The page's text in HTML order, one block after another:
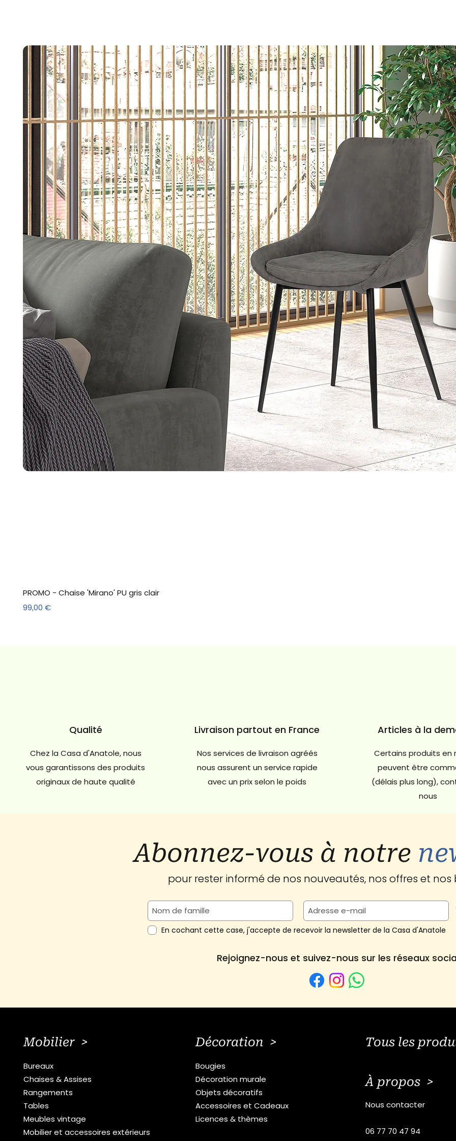
PROMO - Chaise 'Mirano' PU gris clair
Prix
99,00 €
Qualité
Chez la Casa d'Anatole, nous
vous garantissons des produits
originaux de haute qualité
Livraison partout en France
Nos services de livraison agréés
nous assurent un service rapide
avec un prix selon le poids
Articles à la
Certains produits en
peuvent être
(délais plus long),
nous
Abonnez-vous à notre
pour rester informé de nos nouveautés, nos offres et nos
En cochant cette case, j'accepte de recevoir la newsletter de la Casa d'Anatole
Rejoignez-nous et suivez-nous sur les réseaux
Mobilier >
Bureaux
Chaises & Assises
Rangements
Tables
Meubles vintage
Mobilier et accessoires extérieurs
Décoration >
Bougies
Décoration murale
Objets décoratifs
Accessoires et Cadeaux
Licences & thèmes
Tous les
À propos >
Nous contacter
06 77 70 47 94